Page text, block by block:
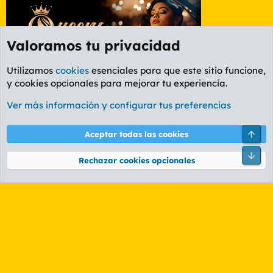
Foro Series y TV
Cookies
PL OLDSTYLE AMARILLO
Términos y reglas Política de privacidad Ayuda
Community platform by XenForo® © 2010-2026 XenForo Ltd.
Valoramos tu privacidad
Utilizamos cookies esenciales para que este sitio funcione,
y cookies opcionales para mejorar tu experiencia.
Ver más información y configurar tus preferencias
Aceptar todas las cookies
Rechazar cookies opcionales
Pie